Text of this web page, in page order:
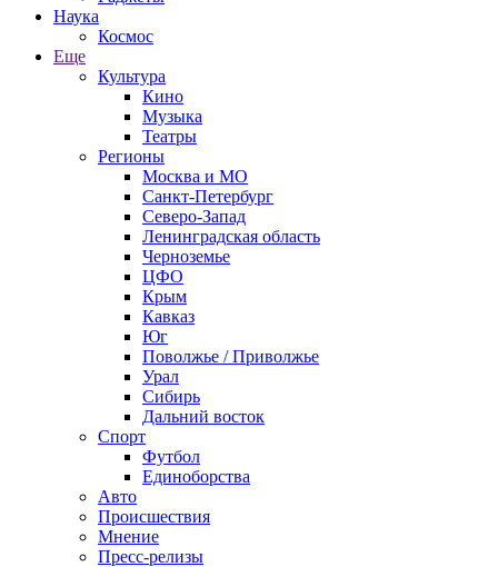
Наука
Космос
Еще
Культура
Кино
Музыка
Театры
Регионы
Москва и МО
Санкт-Петербург
Северо-Запад
Ленинградская область
Черноземье
ЦФО
Крым
Кавказ
Юг
Поволжье / Приволжье
Урал
Сибирь
Дальний восток
Спорт
Футбол
Единоборства
Авто
Происшествия
Мнение
Пресс-релизы